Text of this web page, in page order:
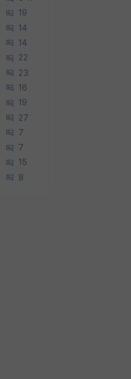
19
14
14
22
23
16
19
27
7
7
15
8